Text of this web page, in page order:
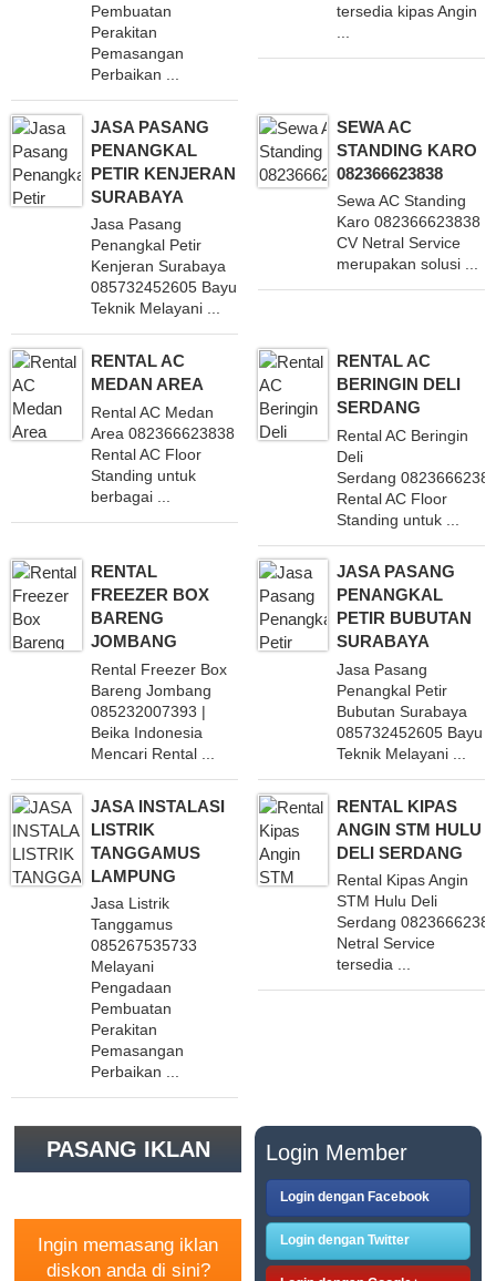
Pembuatan
Perakitan
Pemasangan
Perbaikan ...
tersedia kipas Angin
JASA PASANG
PENANGKAL
PETIR KENJERAN
SURABAYA
Jasa Pasang
Penangkal Petir
Kenjeran Surabaya
085732452605 Bayu
Teknik Melayani ...
SEWA AC
STANDING KARO
082366623838
Sewa AC Standing
Karo 082366623838
CV Netral Service
merupakan solusi ...
RENTAL AC
MEDAN AREA
Rental AC Medan
Area 082366623838 Layani
Rental AC Floor
Standing untuk
berbagai ...
RENTAL AC
BERINGIN DELI
SERDANG
Rental AC Beringin
Deli
Serdang
Rental AC Floor
Standing untuk ...
RENTAL
FREEZER BOX
BARENG
JOMBANG
Rental Freezer Box
Bareng Jombang
085232007393 |
Beika Indonesia
Mencari Rental ...
JASA PASANG
PENANGKAL
PETIR BUBUTAN
SURABAYA
Jasa Pasang
Penangkal Petir
Bubutan Surabaya
085732452605 Bayu
Teknik Melayani ...
JASA INSTALASI
LISTRIK
TANGGAMUS
LAMPUNG
Jasa Listrik
Tanggamus
085267535733
Melayani
Pengadaan
Pembuatan
Perakitan
Pemasangan
Perbaikan ...
RENTAL KIPAS
ANGIN STM HULU
DELI SERDANG
Rental Kipas Angin
STM Hulu Deli
Serdang
Netral Service
tersedia ...
PASANG IKLAN
Ingin memasang iklan
diskon anda di sini?
Login Member
Login dengan Facebook
Login dengan Twitter